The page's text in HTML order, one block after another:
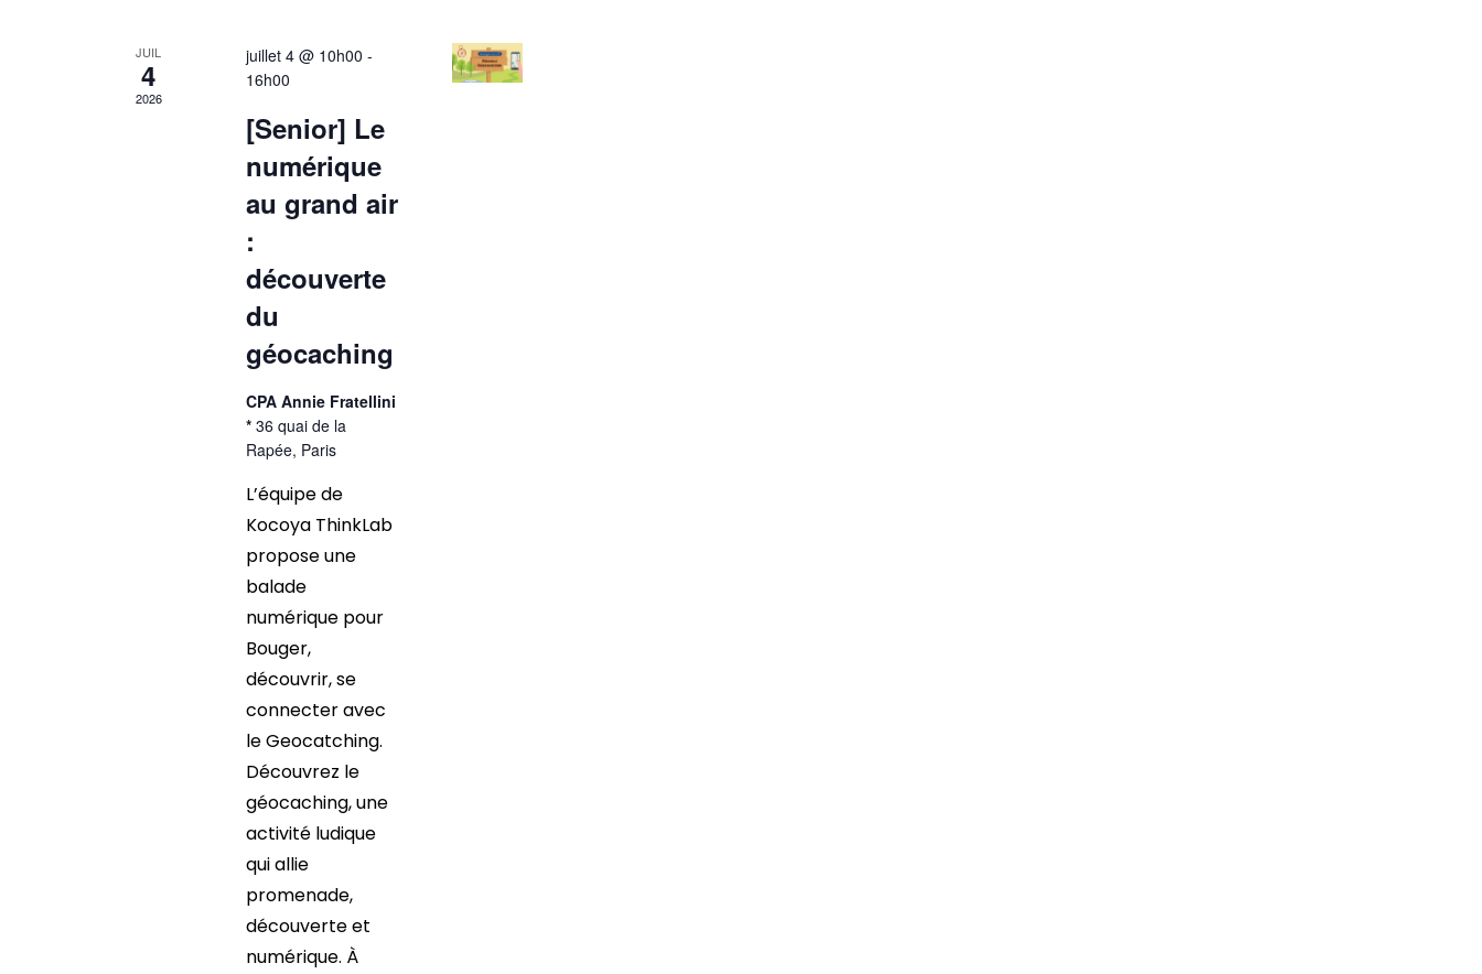
JUIL
4
2026
juillet 4 @ 10h00 -
16h00
[Senior] Le
numérique
au grand air
:
découverte
du
géocaching
CPA Annie Fratellini
*36 quai de la
Rapée, Paris
L’équipe de
Kocoya ThinkLab
propose une
balade
numérique pour
Bouger,
découvrir, se
connecter avec
le Geocatching.
Découvrez le
géocaching, une
activité ludique
qui allie
promenade,
découverte et
numérique. À